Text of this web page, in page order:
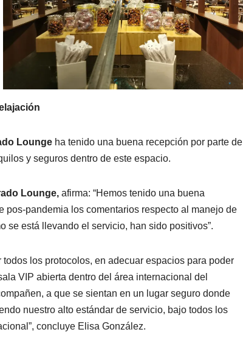
Lounge ha tenido una buena recepción por parte de
y seguros dentro de este espacio.
Lounge, afirma: “Hemos tenido una buena
pandemia los comentarios respecto al manejo de
se está llevando el servicio, han sido positivos”.
los protocolos, en adecuar espacios para poder
VIP abierta dentro del área internacional del
a que se sientan en un lugar seguro donde
nuestro alto estándar de servicio, bajo todos los
concluye Elisa González.